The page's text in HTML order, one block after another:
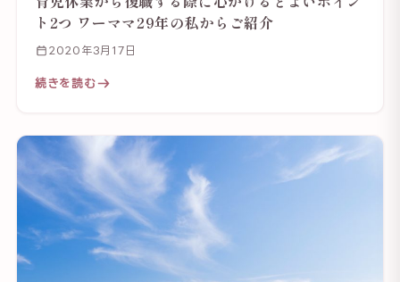
ト2つ ワーママ29年の私からご紹介
2020年3月17日
続きを読む